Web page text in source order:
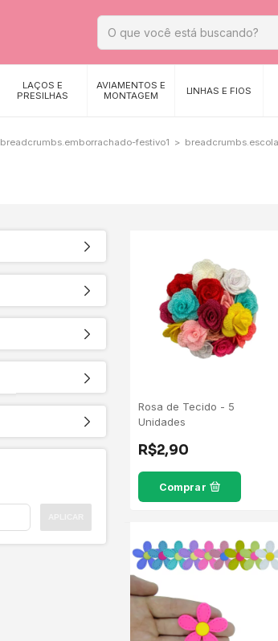
LAÇOS E
PRESILHAS
AVIAMENTOS E
MONTAGEM
LINHAS E FIOS
breadcrumbs.emborrachado-festivo1 >
Rosa de Tecido - 5
Unidades
R$2,90
Comprar